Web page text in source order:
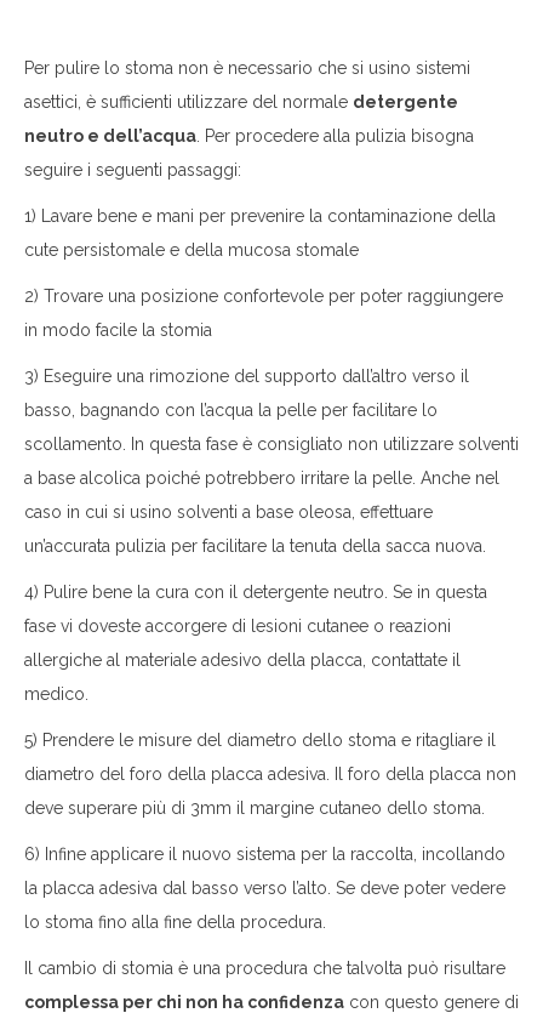
Per pulire lo stoma non è necessario che si usino sistemi
asettici, è sufficienti utilizzare del normale detergente
neutro e dell’acqua . Per procedere alla pulizia bisogna
seguire i seguenti passaggi:
1) Lavare bene e mani per prevenire la contaminazione della
cute persistomale e della mucosa stomale
2) Trovare una posizione confortevole per poter raggiungere
in modo facile la stomia
3) Eseguire una rimozione del supporto dall’altro verso il
basso, bagnando con l’acqua la pelle per facilitare lo
scollamento. In questa fase è consigliato non utilizzare solventi
a base alcolica poiché potrebbero irritare la pelle. Anche nel
caso in cui si usino solventi a base oleosa, effettuare
un’accurata pulizia per facilitare la tenuta della sacca nuova.
4) Pulire bene la cura con il detergente neutro. Se in questa
fase vi doveste accorgere di lesioni cutanee o reazioni
allergiche al materiale adesivo della placca, contattate il
medico.
5) Prendere le misure del diametro dello stoma e ritagliare il
diametro del foro della placca adesiva. Il foro della placca non
deve superare più di 3mm il margine cutaneo dello stoma.
6) Infine applicare il nuovo sistema per la raccolta, incollando
la placca adesiva dal basso verso l’alto. Se deve poter vedere
lo stoma fino alla fine della procedura.
Il cambio di stomia è una procedura che talvolta può risultare
complessa per chi non ha confidenza con questo genere di